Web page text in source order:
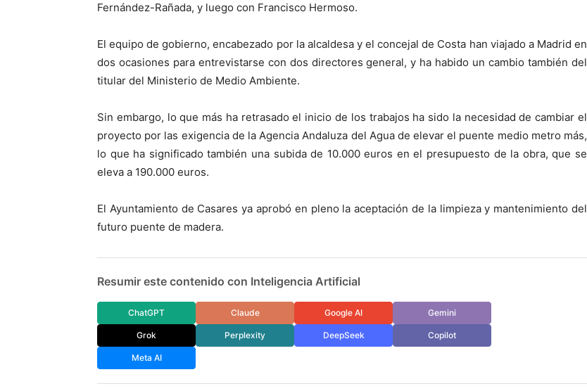
Fernández-Rañada, y luego con Francisco Hermoso.
El equipo de gobierno, encabezado por la alcaldesa y el concejal de Costa han viajado a Madrid en
dos ocasiones para entrevistarse con dos directores general, y ha habido un cambio también del
titular del Ministerio de Medio Ambiente.
Sin embargo, lo que más ha retrasado el inicio de los trabajos ha sido la necesidad de cambiar el
proyecto por las exigencia de la Agencia Andaluza del Agua de elevar el puente medio metro más,
lo que ha significado también una subida de 10.000 euros en el presupuesto de la obra, que se
eleva a 190.000 euros.
El Ayuntamiento de Casares ya aprobó en pleno la aceptación de la limpieza y mantenimiento del
futuro puente de madera.
Resumir este contenido con Inteligencia Artificial
ChatGPT Claude Google AI Gemini
Grok Perplexity DeepSeek Copilot
Meta AI